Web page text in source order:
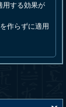
用する効果が
作らずに適用